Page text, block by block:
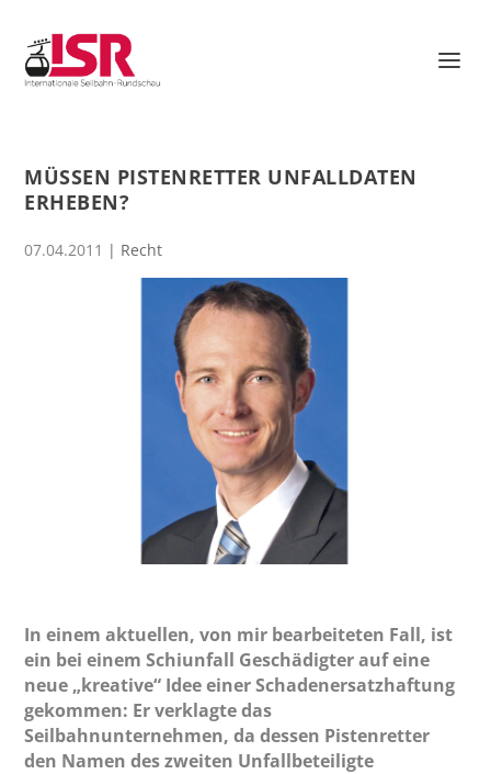
MÜSSEN PISTENRETTER UNFALLDATEN
ERHEBEN?
07.04.2011 | Recht
In einem aktuellen, von mir bearbeiteten Fall, ist
ein bei einem Schiunfall Geschädigter auf eine
neue „kreative“ Idee einer Schadenersatzhaftung
gekommen: Er verklagte das
Seilbahnunternehmen, da dessen Pistenretter
den Namen des zweiten Unfallbeteiligte